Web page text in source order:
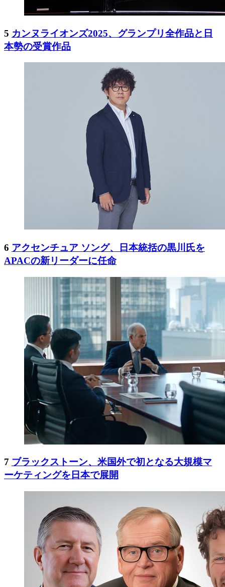
5 カンヌライオンズ2025、グランプリ全作品と日
本勢の受賞作品
6 アクセンチュア ソング、日本統括の黒川氏を
APACの新リーダーに任命
7 ブラックストーン、米国外で初となる大規模マ
ーケティングを日本で展開